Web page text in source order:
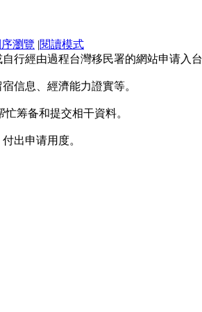
瀏覽 |閱讀模式
行經由過程台灣移民署的網站申请入台
信息、經濟能力證實等。
筹备和提交相干資料。
出申请用度。